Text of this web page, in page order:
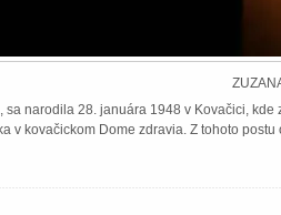
sa narodila 28. januára 1948 v Kovačici,
v kovačickom Dome zdravia. Z tohoto